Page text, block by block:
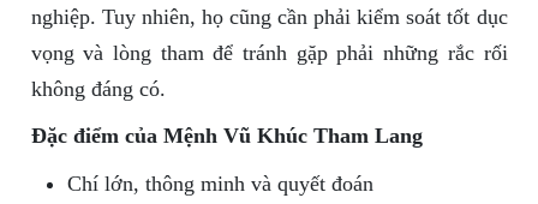
nghiệp. Tuy nhiên, họ cũng cần phải kiểm soát tốt dục
vọng và lòng tham để tránh gặp phải những rắc rối
không đáng có.
Đặc điểm của Mệnh Vũ Khúc Tham Lang
Chí lớn, thông minh và quyết đoán